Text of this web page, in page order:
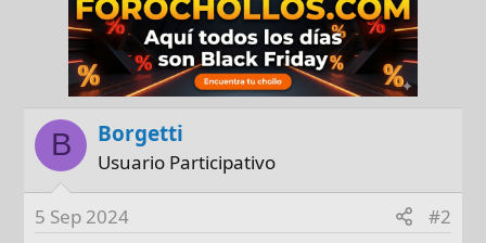
B Borgetti
Usuario Participativo
5 Sep 2024 #2